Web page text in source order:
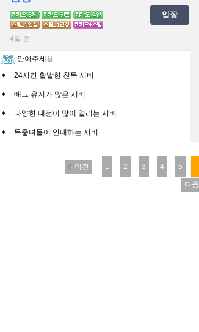
4일 전
입장
안아주세욥
✦﹒24시간 활발한 친목 서버
✦﹒배그 유저가 많은 서버
✦﹒다양한 내전이 많이 열리는 서버
✦﹒목좋녀들이 안내하는 서버
이전 1 2 3 4 5
다음